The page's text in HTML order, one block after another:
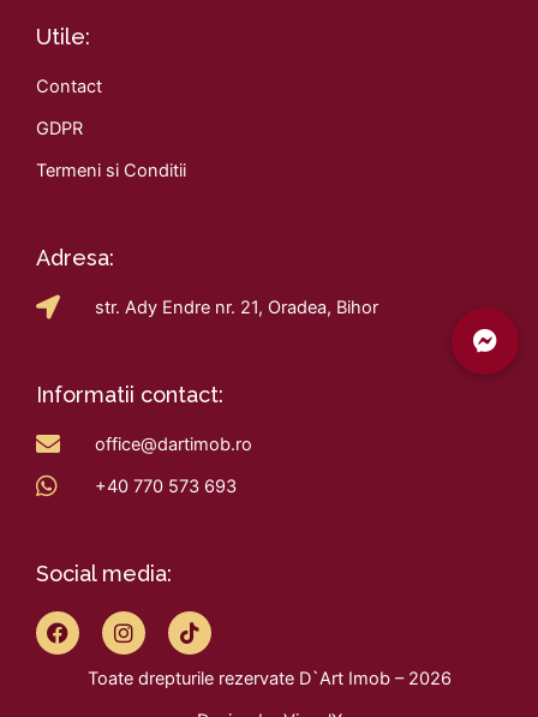
Utile:
Contact
GDPR
Termeni si Conditii
Adresa:
str. Ady Endre nr. 21, Oradea, Bihor
Informatii contact:
office@dartimob.ro
+40 770 573 693
Social media:
F
a
I
n
t
T
i
t
Toate drepturile rezervate D`Art Imob – 2026